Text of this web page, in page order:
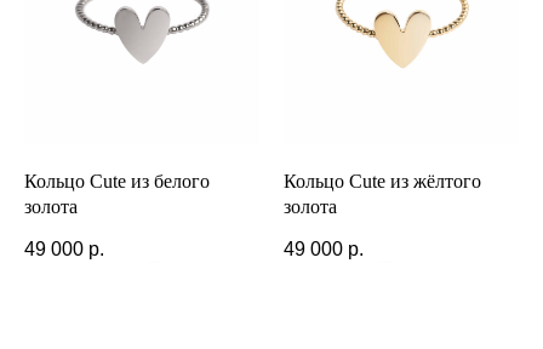
Кольцо Cute из белого
золота
49 000 р.
Кольцо Cute из жёлтого
золота
49 000 р.